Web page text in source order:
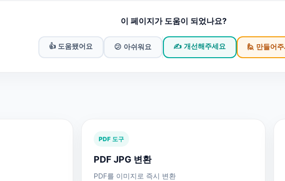
이 페이지가 도움이 되었나요?
👍 도움됐어요 😕 아쉬워요 ✍️ 개선해주세요 🙋 만들어
PDF 도구
PDF JPG 변환
PDF를 이미지로 즉시 변환